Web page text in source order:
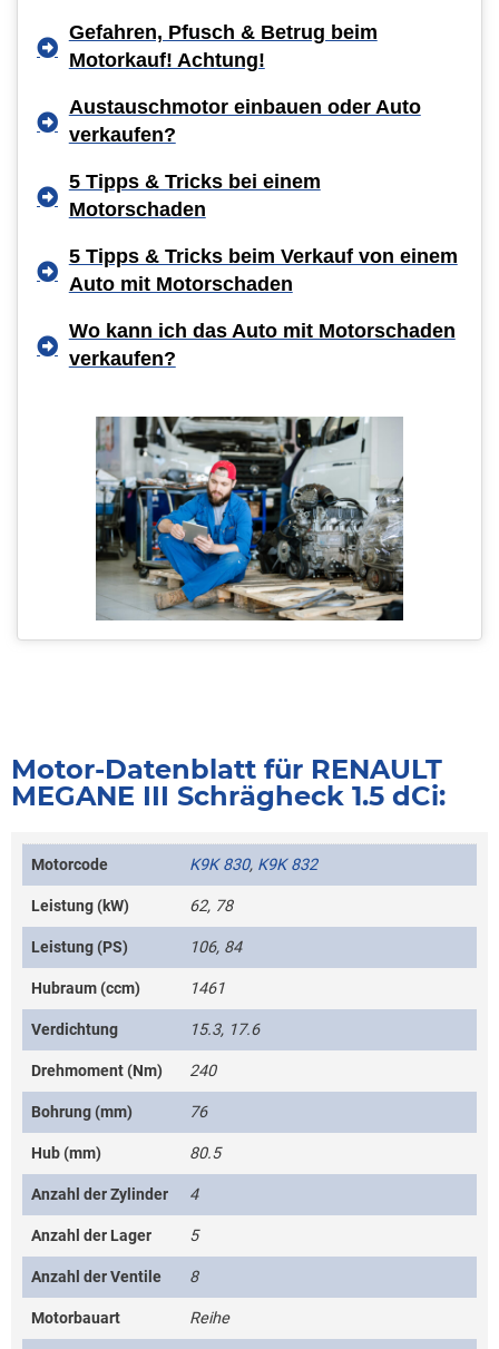
Gefahren, Pfusch & Betrug beim
Motorkauf! Achtung!
Austauschmotor einbauen oder Auto
verkaufen?
5 Tipps & Tricks bei einem
Motorschaden
5 Tipps & Tricks beim Verkauf von einem
Auto mit Motorschaden
Wo kann ich das Auto mit Motorschaden
verkaufen?
Motor-Datenblatt für RENAULT
MEGANE III Schrägheck 1.5 dCi:
Motorcode K9K 830, K9K 832
Leistung (kW) 62, 78
Leistung (PS) 106, 84
Hubraum (ccm) 1461
Verdichtung 15.3, 17.6
Drehmoment (Nm) 240
Bohrung (mm) 76
Hub (mm) 80.5
Anzahl der Zylinder 4
Anzahl der Lager 5
Anzahl der Ventile 8
Motorbauart Reihe